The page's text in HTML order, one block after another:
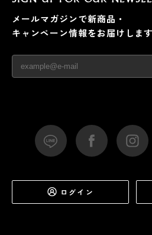
メールマガジンで新商品・
キャンペーン情報をお届けします
ログイン